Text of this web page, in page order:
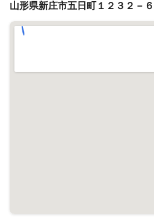
山形県新庄市五日町１２３２－６